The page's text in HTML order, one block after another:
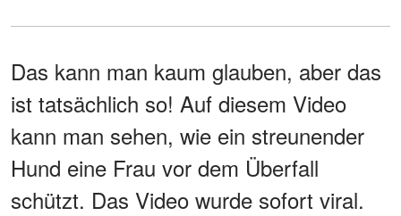
Das kann man kaum glauben, aber das
ist tatsächlich so! Auf diesem Video
kann man sehen, wie ein streunender
Hund eine Frau vor dem Überfall
schützt. Das Video wurde sofort viral.